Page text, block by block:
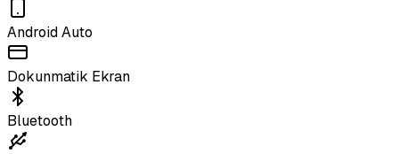
Android Auto
Dokunmatik Ekran
Bluetooth